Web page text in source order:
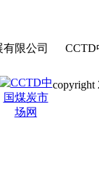
有限公司
copyright